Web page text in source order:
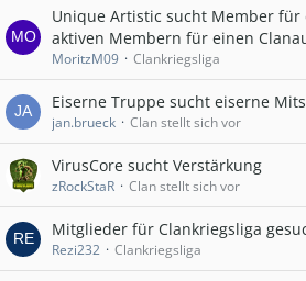
Unique Artistic sucht Member für
aktiven Membern für einen
MoritzM09 Clankriegsliga
Eiserne Truppe sucht eiserne
jan.brueck
Clan stellt sich vor
VirusCore sucht Verstärkung
zRockStaR
Clan stellt sich vor
Mitglieder für Clankriegsliga
Rezi232 Clankriegsliga